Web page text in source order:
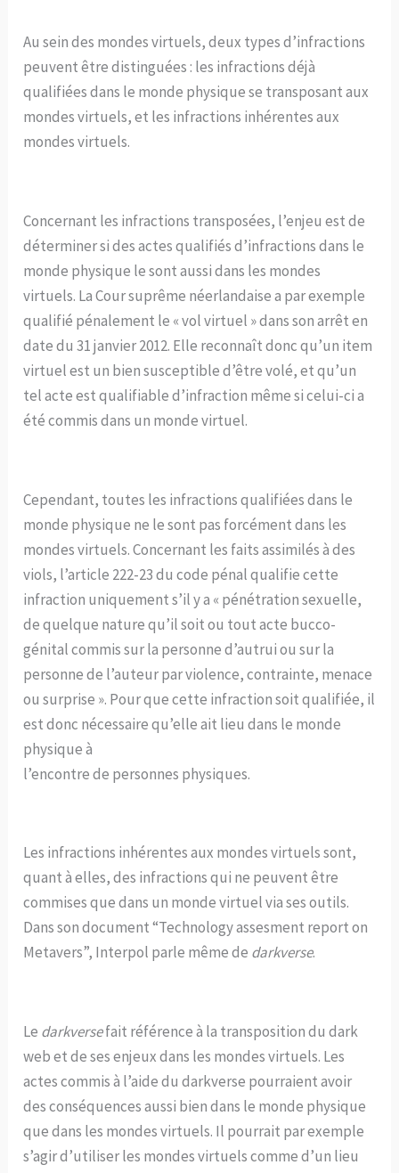
Au sein des mondes virtuels, deux types d’infractions
peuvent être distinguées : les infractions déjà
qualifiées dans le monde physique se transposant aux
mondes virtuels, et les infractions inhérentes aux
mondes virtuels.
Concernant les infractions transposées, l’enjeu est de
déterminer si des actes qualifiés d’infractions dans le
monde physique le sont aussi dans les mondes
virtuels. La Cour suprême néerlandaise a par exemple
qualifié pénalement le « vol virtuel » dans son arrêt en
date du 31 janvier 2012. Elle reconnaît donc qu’un item
virtuel est un bien susceptible d’être volé, et qu’un
tel acte est qualifiable d’infraction même si celui-ci a
été commis dans un monde virtuel.
Cependant, toutes les infractions qualifiées dans le
monde physique ne le sont pas forcément dans les
mondes virtuels. Concernant les faits assimilés à des
viols, l’article 222-23 du code pénal qualifie cette
infraction uniquement s’il y a « pénétration sexuelle,
de quelque nature qu’il soit ou tout acte bucco-
génital commis sur la personne d’autrui ou sur la
personne de l’auteur par violence, contrainte, menace
ou surprise ». Pour que cette infraction soit qualifiée, il
est donc nécessaire qu’elle ait lieu dans le monde
physique à
l’encontre de personnes physiques.
Les infractions inhérentes aux mondes virtuels sont,
quant à elles, des infractions qui ne peuvent être
commises que dans un monde virtuel via ses outils.
Dans son document “Technology assesment report on
Metavers”, Interpol parle même de darkverse.
Le darkversefait référence à la transposition du dark
web et de ses enjeux dans les mondes virtuels. Les
actes commis à l’aide du darkverse pourraient avoir
des conséquences aussi bien dans le monde physique
que dans les mondes virtuels. Il pourrait par exemple
s’agir d’utiliser les mondes virtuels comme d’un lieu